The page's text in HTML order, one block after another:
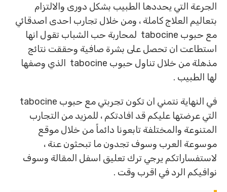
الجرعة التي يحددها الطبيب بشكل دورى والالتزام
بتعاليم العلاج كاملة ، ومن خلال تجارب احدى اصدقائي
مع حبوب tabocine لمحاربة حب الشباب تقول انها
استطاعت ان تحصل على بشرة صافية وحققت نتائج
مذهلة من خلال تناول حبوب tabocine الذي وصفها
لها الطبيب .
التي عرضتها عليكم قد افادتكم ، للمزيد من التجارب
المتنوعة والمختلفة تابعونا دائماً من خلال موقع
موسوعة العرب وسوف تجدون ما تبحثون عنة ،
لاستفساراتكم يرجي ترك تعليق اسفل المقالة وسوف
نوافيكم الرد في اقرب وقت .